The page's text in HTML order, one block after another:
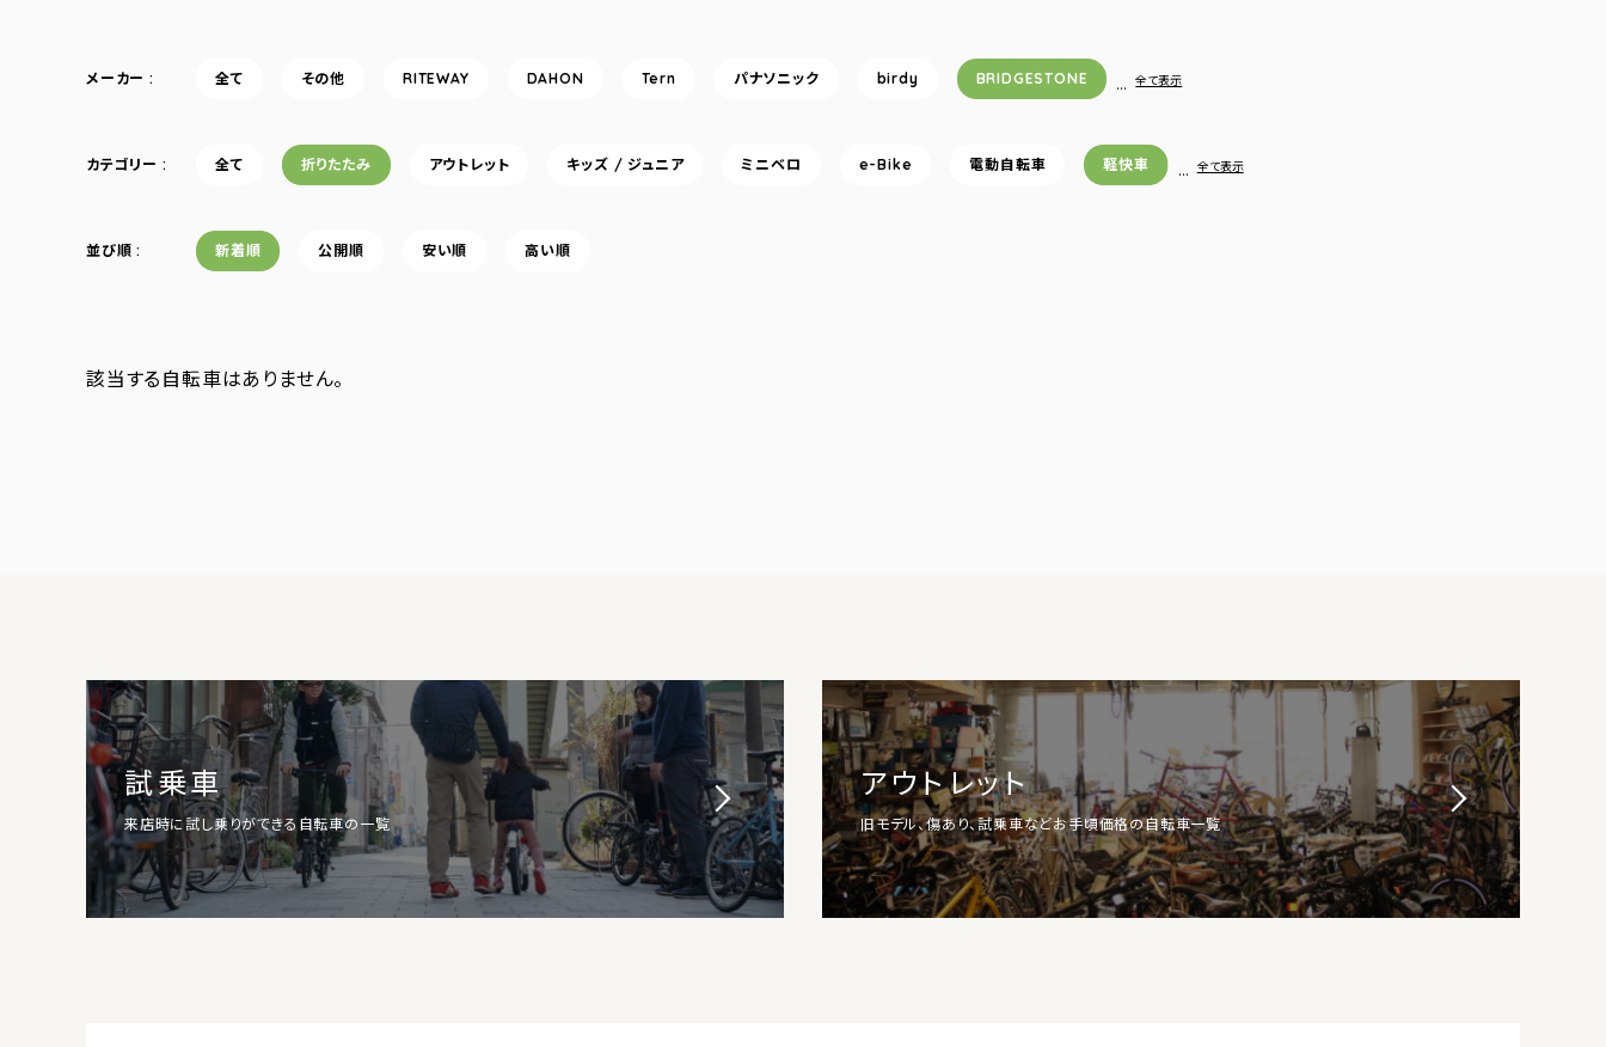
メーカー 全て その他 RITEWAY DAHON Tern パナソニック birdy BRIDGESTONE … 全て表示
カテゴリー 全て 折りたたみ アウトレット キッズ / ジュニア ミニベロ e-Bike 電動自転車 軽快車 … 全て表示
並び順 新着順 公開順 安い順 高い順
該当する自転車はありません。
試乗車
来店時に試し乗りができる自転車の一覧
アウトレット
旧モデル、傷あり、試乗車などお手頃価格の自転車一覧